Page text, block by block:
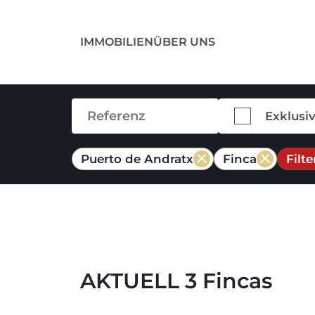
IMMOBILIENÜBER UNS
Exklusiv
Puerto de Andratx Finca
AKTUELL 3 Fincas